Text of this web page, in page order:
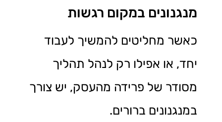
מנגנונים במקום רגשות
כאשר מחליטים להמשיך לעבוד
יחד, או אפילו רק לנהל תהליך
מסודר של פרידה מהעסק, יש צורך
במנגנונים ברורים.